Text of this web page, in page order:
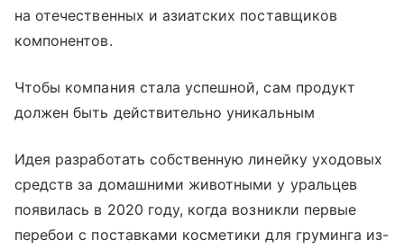
на отечественных и азиатских поставщиков
компонентов.
Чтобы компания стала успешной, сам продукт
должен быть действительно уникальным
Идея разработать собственную линейку уходовых
средств за домашними животными у уральцев
появилась в 2020 году, когда возникли первые
перебои с поставками косметики для груминга из-